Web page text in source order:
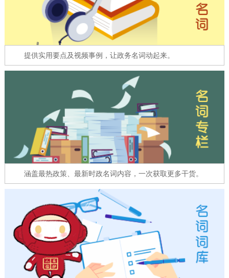
在线访谈 图说互动
走进北京
十六区概览
绿色北京 图说北京 视频北京
多语种
ENGLISH 한국어 日本語
FRANÇAIS
ESPAÑOL العربية PORTUGUÊS
ITALIANO
提供实用要点及视频事例，让政务名词动起来。
涵盖最热政策、最新时政名词内容，一次获取更多干货。